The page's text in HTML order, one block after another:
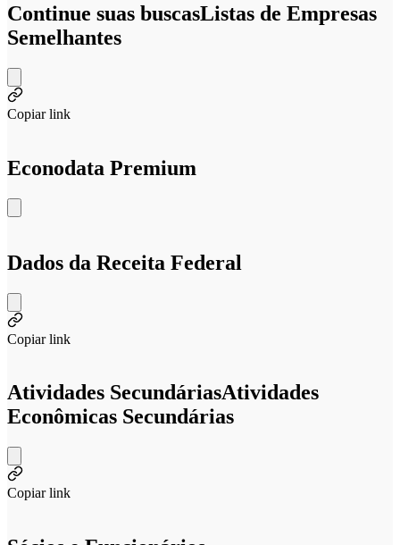
Continue suas buscasListas de Empresas
Semelhantes
Copiar link
Econodata Premium
Dados da Receita Federal
Copiar link
Atividades SecundáriasAtividades
Econômicas Secundárias
Copiar link